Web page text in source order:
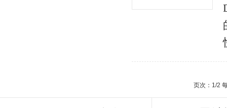
页次：1/2